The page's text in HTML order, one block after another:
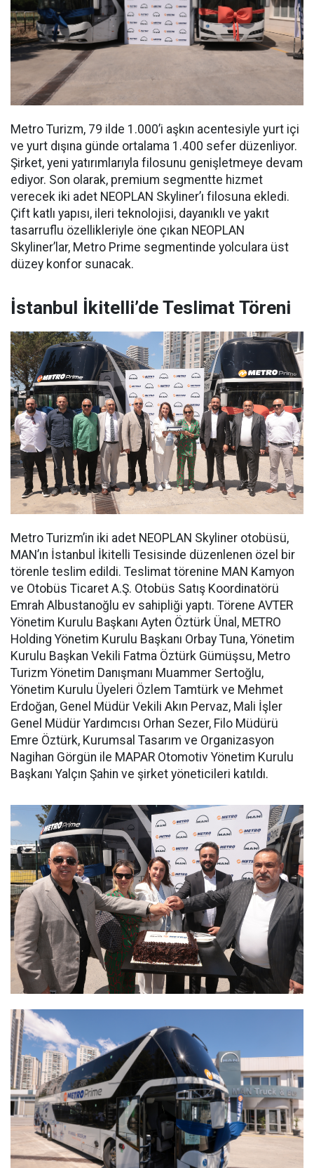
Metro Turizm, 79 ilde 1.000’i aşkın acentesiyle yurt içi
ve yurt dışına günde ortalama 1.400 sefer düzenliyor.
Şirket, yeni yatırımlarıyla filosunu genişletmeye devam
ediyor. Son olarak, premium segmentte hizmet
verecek iki adet NEOPLAN Skyliner’ı filosuna ekledi.
Çift katlı yapısı, ileri teknolojisi, dayanıklı ve yakıt
tasarruflu özellikleriyle öne çıkan NEOPLAN
Skyliner’lar, Metro Prime segmentinde yolculara üst
düzey konfor sunacak.
İstanbul İkitelli’de Teslimat Töreni
Metro Turizm’in iki adet NEOPLAN Skyliner otobüsü,
MAN’ın İstanbul İkitelli Tesisinde düzenlenen özel bir
törenle teslim edildi. Teslimat törenine MAN Kamyon
ve Otobüs Ticaret A.Ş. Otobüs Satış Koordinatörü
Emrah Albustanoğlu ev sahipliği yaptı. Törene AVTER
Yönetim Kurulu Başkanı Ayten Öztürk Ünal, METRO
Holding Yönetim Kurulu Başkanı Orbay Tuna, Yönetim
Kurulu Başkan Vekili Fatma Öztürk Gümüşsu, Metro
Turizm Yönetim Danışmanı Muammer Sertoğlu,
Yönetim Kurulu Üyeleri Özlem Tamtürk ve Mehmet
Erdoğan, Genel Müdür Vekili Akın Pervaz, Mali İşler
Genel Müdür Yardımcısı Orhan Sezer, Filo Müdürü
Emre Öztürk, Kurumsal Tasarım ve Organizasyon
Nagihan Görgün ile MAPAR Otomotiv Yönetim Kurulu
Başkanı Yalçın Şahin ve şirket yöneticileri katıldı.